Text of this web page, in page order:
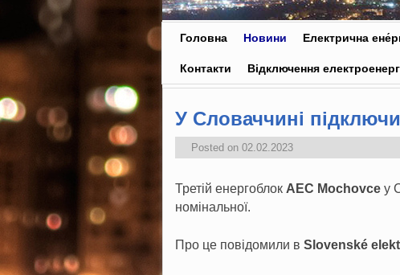
Головна Новини Електрична
Контакти Відключення
У Словаччині
Posted on 02.02.2023
Третій енергоблок АЕС Mochovce у
номінальної.
Про це повідомили в Slovenské